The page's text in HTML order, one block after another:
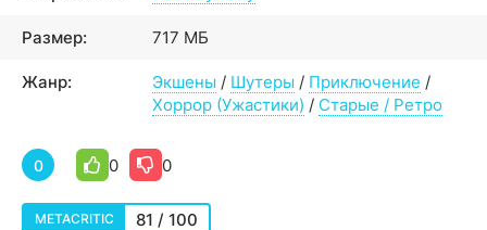
Размер: 717 МБ
Жанр: Экшены / Шутеры / Приключение /
Хоррор (Ужастики) / Старые / Ретро
0 0 0
METACRITIC 81 / 100